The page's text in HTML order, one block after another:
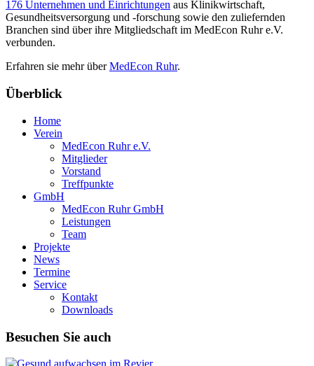
176 Unternehmen und Einrichtungen aus Klinikwirtschaft,
Gesundheitsversorgung und -forschung sowie den zuliefernden
Branchen sind über ihre Mitgliedschaft im MedEcon Ruhr e.V.
verbunden.
Erfahren sie mehr überMedEcon Ruhr.
Überblick
Home
Verein
MedEcon Ruhr e.V.
Mitglieder
Vorstand
Treffpunkte
GmbH
MedEcon Ruhr GmbH
Leistungen
Team
Projekte
News
Termine
Service
Kontakt
Downloads
Besuchen Sie auch